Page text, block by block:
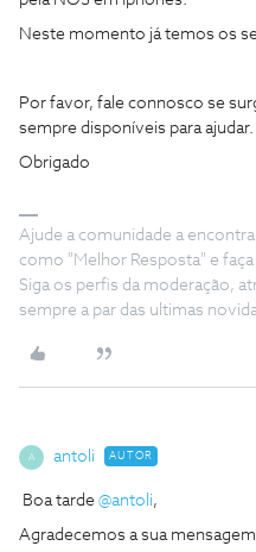
Neste momento já temos os
Por favor, fale connosco se
sempre disponíveis para ajudar.
Obrigado
Ajude a comunidade a
como "Melhor Resposta" e
Siga os perfis da moderação,
sempre a par das ultimas
A antoli AUTOR
Boa tarde @antoli,
Agradecemos a sua